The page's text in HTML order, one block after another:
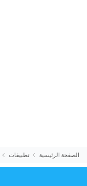
الصفحة الرئيسية تطبيقات